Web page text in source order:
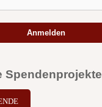
Anmelden
Spendenprojekte